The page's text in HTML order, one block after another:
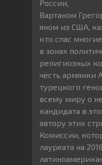
России,
Вартаном
яном из США,
кто спас
в зонах
религиозных
честь армянки
турецкого
всему миру о
кандидата в
автору этих
Комиссии,
лауреата на